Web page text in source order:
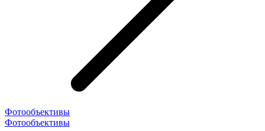
Фотообъективы
Фотообъективы